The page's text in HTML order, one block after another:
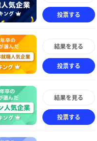
投票する
結果を見る
投票する
結果を見る
投票する